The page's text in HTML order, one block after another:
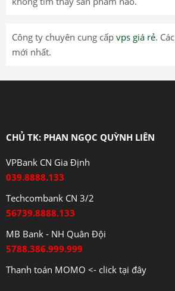
Công ty chuyên cung cấp vps giá rẻ. Các
mới nhất.
CHỦ TK: PHAN NGỌC QUỲNH LIÊN
VPBank CN Gia Định
039.8888.133
Techcombank CN 3/2
56739.8888.133
MB Bank - NH Quân Đội
5788.386.999.999
Thanh toán MOMO <- click tại đây